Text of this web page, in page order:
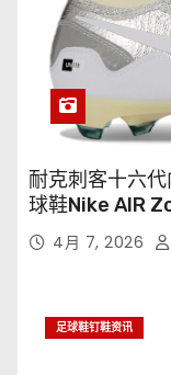
耐克刺客十六
球鞋Nike AIR
XXV FG35-45
4月 7, 2026
足球鞋钉鞋资讯